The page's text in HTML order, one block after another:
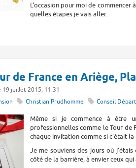
L'occasion pour moi de commencer
quelles étapes je vais aller.
de France en Ariège,
19 juillet 2015, 11:31
Christian Prudhomme Conseil
Même si je commence à être
professionnelles comme le Tour de
chaque invitation comme si c'était la
Je me souviens des jours où
côté de la barrière, à envier ceux